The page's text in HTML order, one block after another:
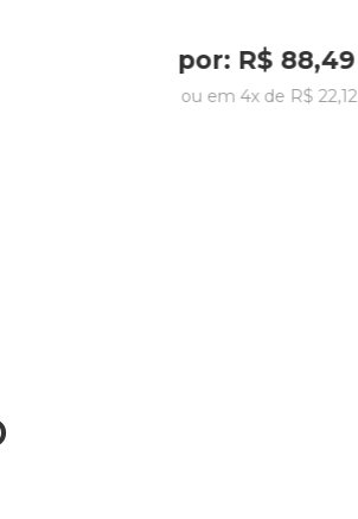
por: R$ 88,49
ou em 4x de R$ 22,12